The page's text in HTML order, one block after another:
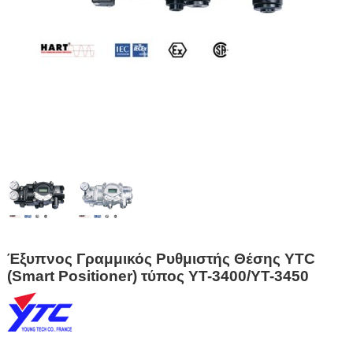
Έξυπνος Γραμμικός Ρυθμιστής Θέσης YTC
(Smart Positioner) τύπος YT-3400/YT-3450